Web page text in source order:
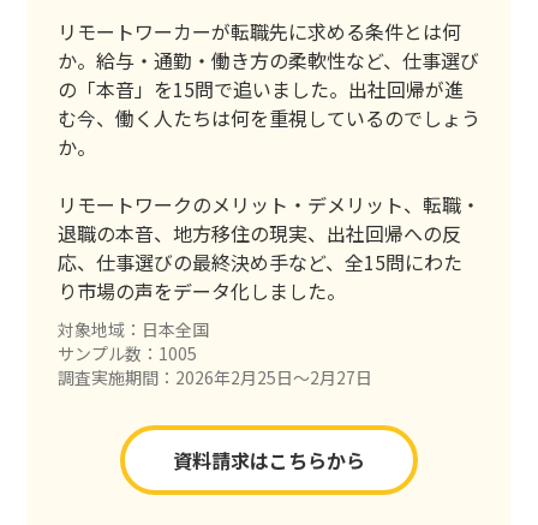
リモートワーカーが転職先に求める条件とは何
か。給与・通勤・働き方の柔軟性など、仕事選び
の「本音」を15問で追いました。出社回帰が進
む今、働く人たちは何を重視しているのでしょう
か。
リモートワークのメリット・デメリット、転職・
退職の本音、地方移住の現実、出社回帰への反
応、仕事選びの最終決め手など、全15問にわた
り市場の声をデータ化しました。
対象地域：日本全国
サンプル数：1005
調査実施期間：2026年2月25日〜2月27日
資料請求はこちらから